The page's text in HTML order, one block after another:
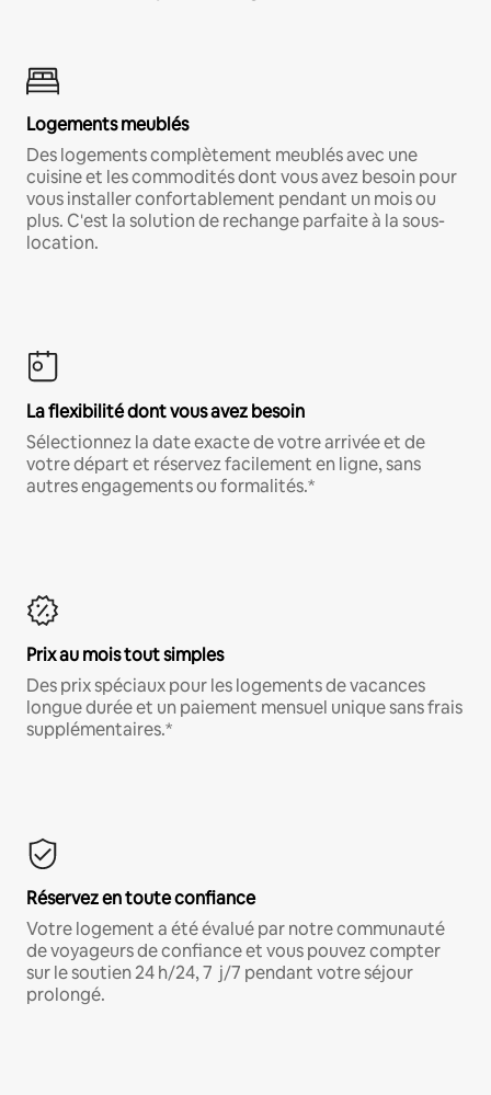
Logements meublés
Des logements complètement meublés avec une
cuisine et les commodités dont vous avez besoin pour
vous installer confortablement pendant un mois ou
plus. C'est la solution de rechange parfaite à la sous-
location.
La flexibilité dont vous avez besoin
Sélectionnez la date exacte de votre arrivée et de
votre départ et réservez facilement en ligne, sans
autres engagements ou formalités.*
Prix au mois tout simples
Des prix spéciaux pour les logements de vacances
longue durée et un paiement mensuel unique sans frais
supplémentaires.*
Réservez en toute confiance
Votre logement a été évalué par notre communauté
de voyageurs de confiance et vous pouvez compter
sur le soutien 24 h/24, 7 j/7 pendant votre séjour
prolongé.